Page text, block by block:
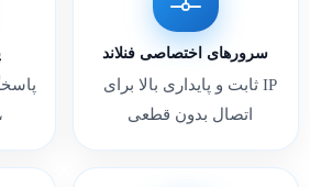
سرورهای اختصاصی فنلاند
IP ثابت و پایداری بالا برای
اتصال بدون قطعی